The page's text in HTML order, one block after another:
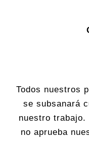
Todos nuestros
se subsanará
nuestro trabajo.
no aprueba